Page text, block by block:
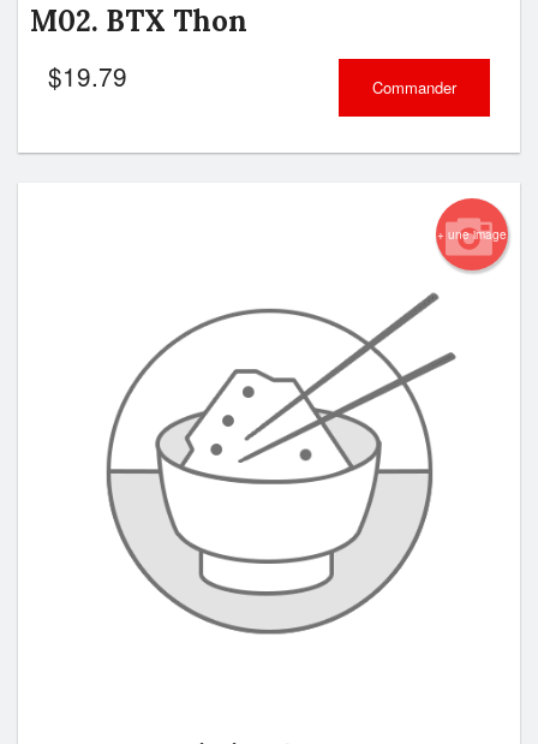
M02. BTX Thon
$19.79 Commander
+ une image